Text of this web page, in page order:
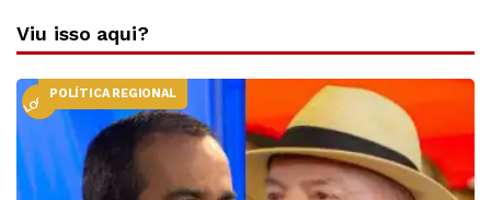
Viu isso aqui?
LOCALPOLÍTICA REGIONAL